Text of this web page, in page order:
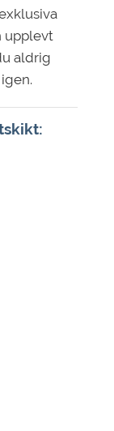
upplevt
aldrig